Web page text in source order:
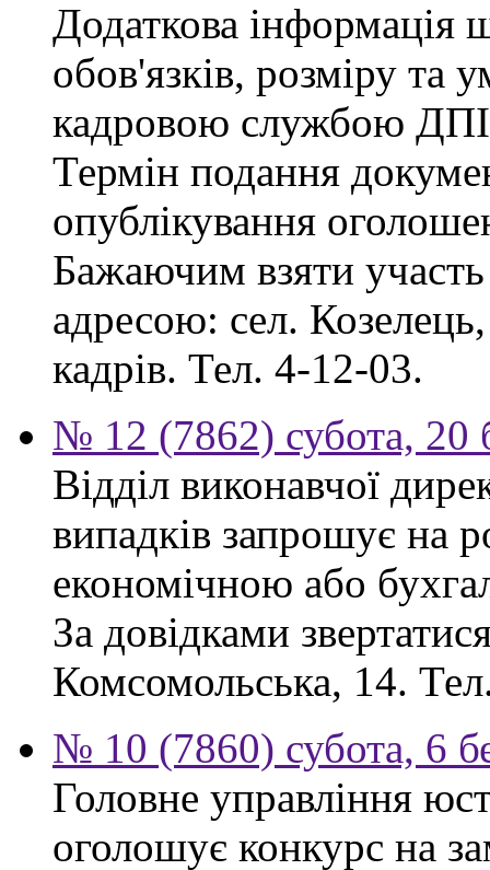
Додаткова інформація
обов'язків, розміру та
кадровою службою
Термін подання
опублікування
Бажаючим взяти участь
адресою: сел.
кадрів. Тел. 4-12-03.
№ 12 (7862) субота, 20
Відділ виконавчої
випадків запрошує на
економічною або
За довідками
Комсомольська, 14.
№ 10 (7860) субота, 6
Головне управління
оголошує конкурс на